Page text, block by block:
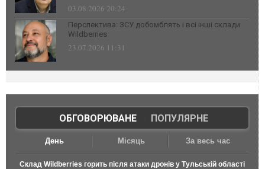
03.08.2026 20:24
Перспектива: ЗСУ добомблять і всі інші склади
Wildberries
23.07.2026 11:31
ОБГОВОРЮВАНЕ| ПОПУЛЯРНЕ
День Місяць За весь час
Склад Wildberries горить після атаки дронів у Тульській області